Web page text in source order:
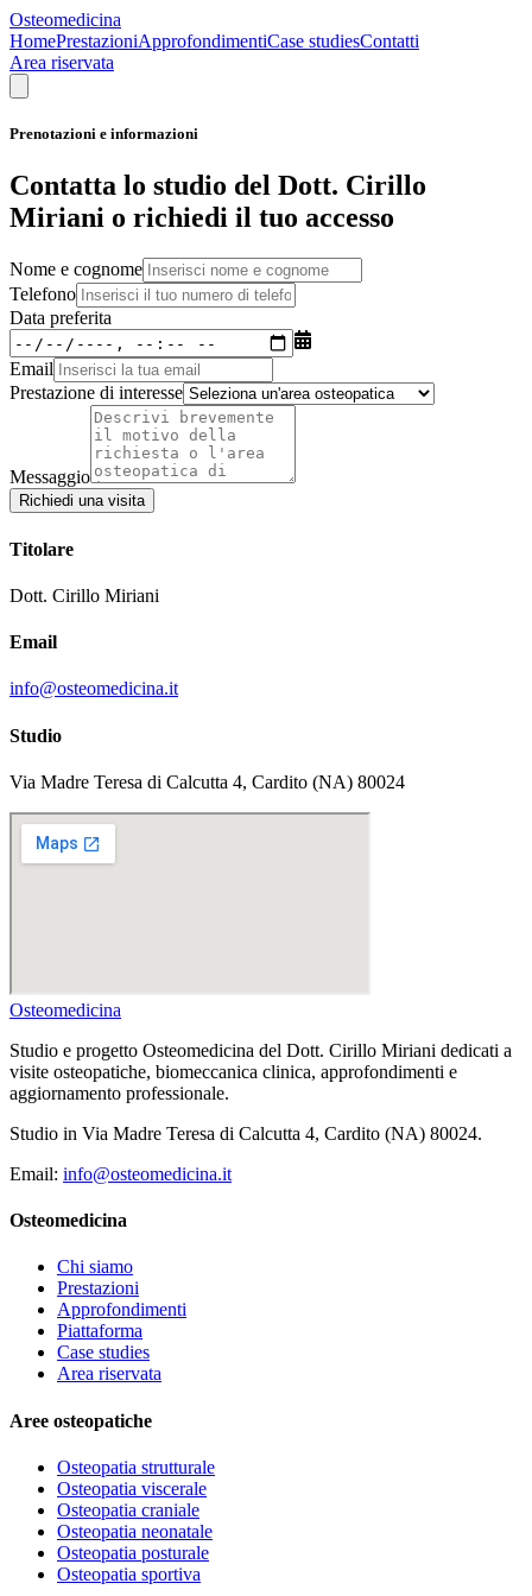
Osteomedicina
HomePrestazioniApprofondimentiCase studiesContatti
Area riservata
Prenotazioni e informazioni
Contatta lo studio del Dott. Cirillo
Miriani o richiedi il tuo accesso
Nome e cognome
Telefono
Data preferita
Email
Prestazione di interesse
Messaggio
Richiedi una visita
Titolare
Dott. Cirillo Miriani
Email
info@osteomedicina.it
Studio
Via Madre Teresa di Calcutta 4, Cardito (NA) 80024
Osteomedicina
Studio e progetto Osteomedicina del Dott. Cirillo Miriani dedicati a
visite osteopatiche, biomeccanica clinica, approfondimenti e
aggiornamento professionale.
Studio in Via Madre Teresa di Calcutta 4, Cardito (NA) 80024.
Email: info@osteomedicina.it
Osteomedicina
Chi siamo
Prestazioni
Approfondimenti
Piattaforma
Case studies
Area riservata
Aree osteopatiche
Osteopatia strutturale
Osteopatia viscerale
Osteopatia craniale
Osteopatia neonatale
Osteopatia posturale
Osteopatia sportiva